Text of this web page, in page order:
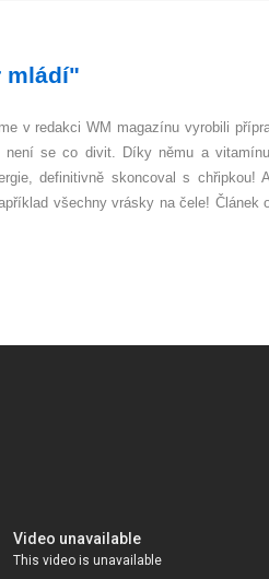
mládí"
v redakci WM magazínu vyrobili
není se co divit. Díky němu a
definitivně skoncoval s
všechny vrásky na čele! Článek